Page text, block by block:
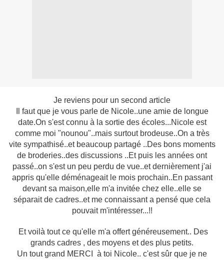
Je reviens pour un second article
Il faut que je vous parle de Nicole..une amie de longue
date.On s'est connu à la sortie des écoles...Nicole est
comme moi "nounou"..mais surtout brodeuse..On a très
vite sympathisé..et beaucoup partagé ..Des bons moments
de broderies..des discussions ..Et puis les années ont
passé..on s'est un peu perdu de vue..et dernièrement j'ai
appris qu'elle déménageait le mois prochain..En passant
devant sa maison,elle m'a invitée chez elle..elle se
séparait de cadres..et me connaissant a pensé que cela
pouvait m'intéresser...!!
Et voilà tout ce qu'elle m'a offert généreusement.. Des
grands cadres , des moyens et des plus petits.
Un tout grand MERCI à toi Nicole.. c'est sûr que je ne